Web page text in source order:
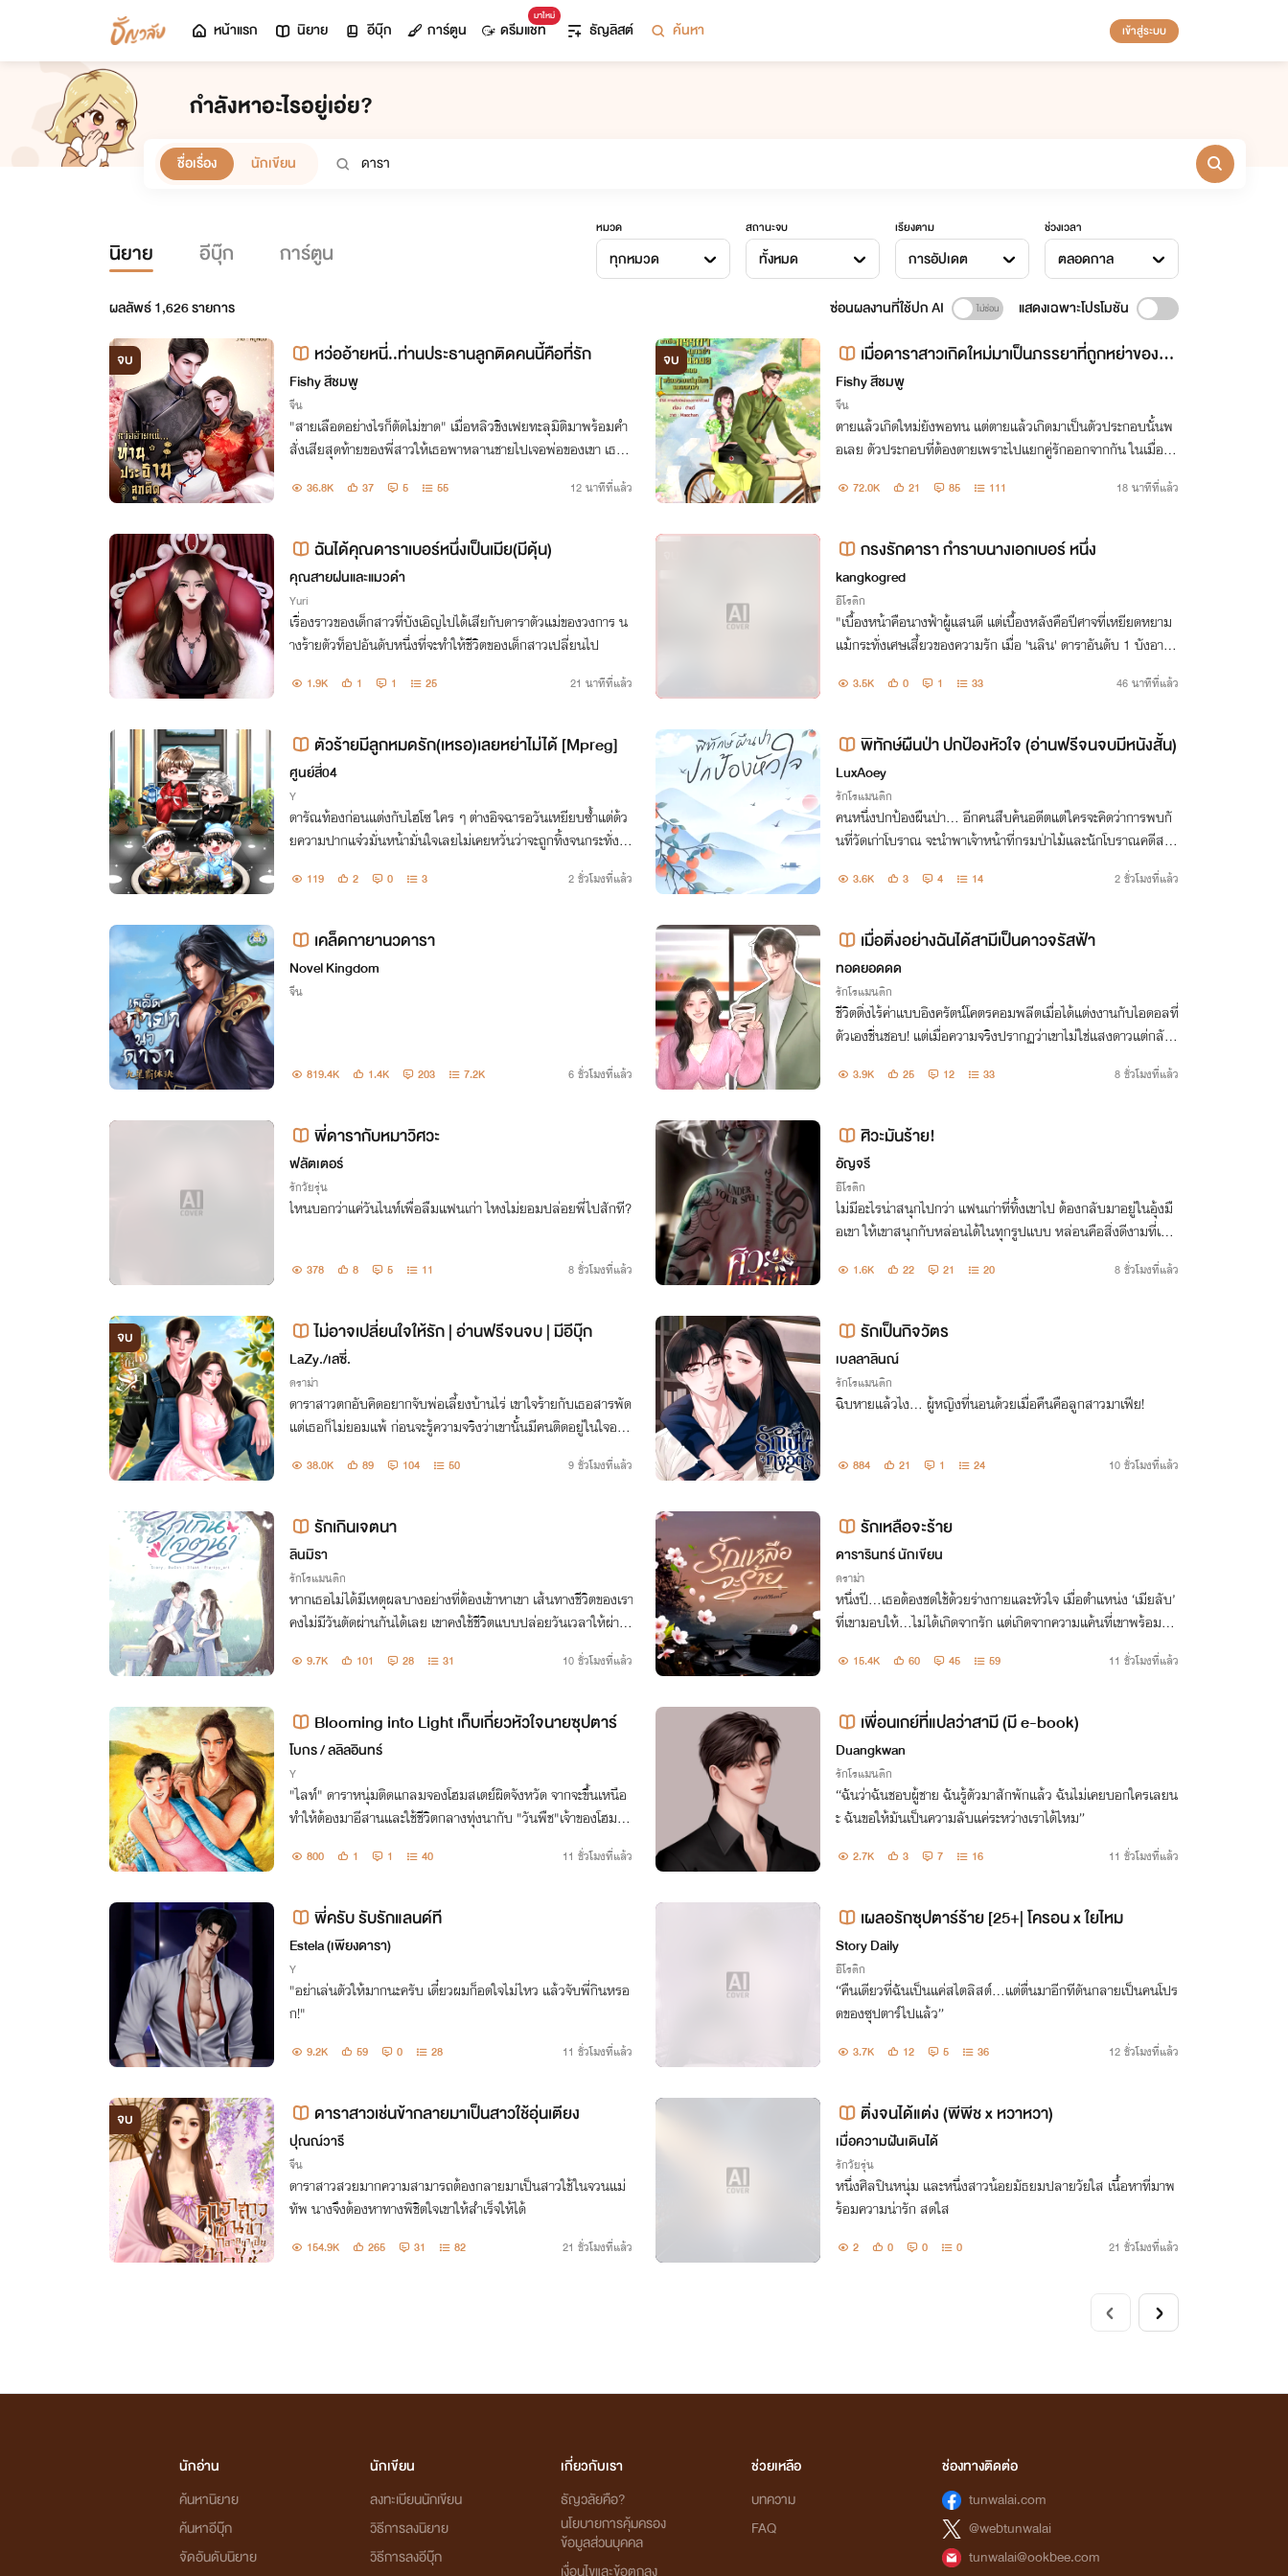
หน้าแรก นิยาย อีบุ๊ก การ์ตูน
มาใหม่
ดรีมแชท ธัญลิสต์ ค้นหา เข้าสู่ระบบ
กำลังหาอะไรอยู่เอ่ย?
ชื่อเรื่อง นักเขียน
นิยาย อีบุ๊ก การ์ตูน
หมวด
ทุกหมวด
สถานะจบ
ทั้งหมด
เรียงตาม
การอัปเดต
ช่วงเวลา
ตลอดกาล
ผลลัพธ์1,626รายการ ซ่อนผลงานที่ใช้ปก AI แสดงเฉพาะโปรโมชัน
จบ หว่ออ้ายหนี่..ท่านประธานลูกติดคนนี้คือที่รัก
Fishy สีชมพู
จีน
"สายเลือดอย่างไรก็ตัดไม่ขาด" เมื่อหลิวชิงเฟยทะลุมิติมาพร้อมคำ
สั่งเสียสุดท้ายของพี่สาวให้เธอพาหลานชายไปเจอพ่อของเขา เธอจึ
นเพียงคนเดียวเธอย่อมเลี้
36.8K 37 5 55 12 นาทีที่แล้ว
จบ
เมื่อดาราสาวเกิดใหม่มาเป็นภรรยาที่ถูกหย่าของคุ
ณหมอในยุค80 (พร้อมระบบสมุนไพรหมอเทวดา)
Fishy สีชมพู
จีน
ตายแล้วเกิดใหม่ยังพอทน แต่ตายแล้วเกิดมาเป็นตัวประกอบนั้นพ
อเลย ตัวประกอบที่ต้องตายเพราะไปแยกคู่รักออกจากกัน ในเมื่อรู้ว่
รักไปส่วนฉันคนนี้จะหาเงิน
72.0K 21 85 111 18 นาทีที่แล้ว
ฉันได้คุณดาราเบอร์หนึ่งเป็นเมีย(มีดุ้น)
คุณสายฝนและแมวดำ
Yuri
เรื่องราวของเด็กสาวที่บังเอิญไปได้เสียกับดาราตัวแม่ของวงการ น
างร้ายตัวท็อปอันดับหนึ่งที่จะทำให้ชีวิตของเด็กสาวเปลี่ยนไป
1.9K 1 1 25 21 นาทีที่แล้ว
กรงรักดารา กำราบนางเอกเบอร์ หนึ่ง
kangkogred
อีโรติก
"เบื้องหน้าคือนางฟ้าผู้แสนดี แต่เบื้องหลังคือปีศาจที่เหยียดหยาม
แม้กระทั่งเศษเสี้ยวของความรัก เมื่อ 'นลิน' ดาราอันดับ 1 บังอาจเ
กเพื่อรอต้อน
3.5K 0 1 33 46 นาทีที่แล้ว
ตัวร้ายมีลูกหมดรัก(เหรอ)เลยหย่าไม่ได้ [Mpreg]
ศูนย์สี่04
Y
ดารัณท้องก่อนแต่งกับไฮโซ ใคร ๆ ต่างอิจฉารอวันเหยียบซ้ำแต่ด้ว
ยความปากแจ๋วมั่นหน้ามั่นใจเลยไม่เคยหวั่นว่าจะถูกทิ้งจนกระทั่งได้
ง ฮึก ไม่เก๋“
119 2 0 3 2 ชั่วโมงที่แล้ว
พิทักษ์ผืนป่า ปกป้องหัวใจ (อ่านฟรีจนจบมีหนังสั้น)
LuxAoey
รักโรแมนติก
คนหนึ่งปกป้องผืนป่า... อีกคนสืบค้นอดีตแต่ใครจะคิดว่าการพบกั
นที่วัดเก่าโบราณ จะนำพาเจ้าหน้าที่กรมป่าไม้และนักโบราณคดีสาว
3.6K 3 4 14 2 ชั่วโมงที่แล้ว
เคล็ดกายานวดารา
Novel Kingdom
จีน
819.4K 1.4K 203 7.2K 6 ชั่วโมงที่แล้ว
เมื่อติ่งอย่างฉันได้สามีเป็นดาวจรัสฟ้า
ทอดยอดดด
รักโรแมนติก
ชีวิตติ่งไร้ค่าแบบอิงครัตน์โคตรคอมพลีตเมื่อได้แต่งงานกับไอดอลที่
ตัวเองชื่นชอบ! แต่เมื่อความจริงปรากฏว่าเขาไม่ใช่แสงดาวแต่กลับเ
3.9K 25 12 33 8 ชั่วโมงที่แล้ว
พี่ดารากับหมาวิศวะ
ฟลัตเตอร์
รักวัยรุ่น
ไหนบอกว่าแค่วันไนท์เพื่อลืมแฟนเก่า ไหงไม่ยอมปล่อยพี่ไปสักที?
378 8 5 11 8 ชั่วโมงที่แล้ว
ศิวะมันร้าย!
อัญจรี
อีโรติก
ไม่มีอะไรน่าสนุกไปกว่า แฟนเก่าที่ทิ้งเขาไป ต้องกลับมาอยู่ในอุ้งมื
อเขา ให้เขาสนุกกับหล่อนได้ในทุกรูปแบบ หล่อนคือสิ่งดีงามที่เคย
นเท่านั้น
1.6K 22 21 20 8 ชั่วโมงที่แล้ว
จบ ไม่อาจเปลี่ยนใจให้รัก | อ่านฟรีจนจบ | มีอีบุ๊ก
LaZy./เลซี่.
ดราม่า
ดาราสาวตกอับคิดอยากจับพ่อเลี้ยงบ้านไร่ เขาใจร้ายกับเธอสารพัด
แต่เธอก็ไม่ยอมแพ้ ก่อนจะรู้ความจริงว่าเขานั้นมีคนติดอยู่ในใจอยู่แ
องเสียดีกว่า...
38.0K 89 104 50 9 ชั่วโมงที่แล้ว
รักเป็นกิจวัตร
เบลลาลินณ์
รักโรแมนติก
ฉิบหายแล้วไง... ผู้หญิงที่นอนด้วยเมื่อคืนคือลูกสาวมาเฟีย!
884 21 1 24 10 ชั่วโมงที่แล้ว
รักเกินเจตนา
ลินมิรา
รักโรแมนติก
หากเธอไม่ได้มีเหตุผลบางอย่างที่ต้องเข้าหาเขา เส้นทางชีวิตของเรา
คงไม่มีวันตัดผ่านกันได้เลย เขาคงใช้ชีวิตแบบปล่อยวันเวลาให้ผ่านไ
9.7K 101 28 31 10 ชั่วโมงที่แล้ว
รักเหลือจะร้าย
ดารารินทร์ นักเขียน
ดราม่า
หนึ่งปี...เธอต้องชดใช้ด้วยร่างกายและหัวใจ เมื่อตำแหน่ง ‘เมียลับ’
ที่เขามอบให้…ไม่ได้เกิดจากรัก แต่เกิดจากความแค้นที่เขาพร้อมจะ
15.4K 60 45 59 11 ชั่วโมงที่แล้ว
Blooming into Light เก็บเกี่ยวหัวใจนายซุปตาร์
โบกร / ลลิลอินทร์
Y
"ไลท์" ดาราหนุ่มติดแกลมจองโฮมสเตย์ผิดจังหวัด จากจะขึ้นเหนือ
ทำให้ต้องมาอีสานและใช้ชีวิตกลางทุ่งนากับ "วันพืช"เจ้าของโฮมสเ
เริ่ด เริ่ด เลยล่ะ
800 1 1 40 11 ชั่วโมงที่แล้ว
เพื่อนเกย์ที่แปลว่าสามี (มี e-book)
Duangkwan
รักโรแมนติก
“ฉันว่าฉันชอบผู้ชาย ฉันรู้ตัวมาสักพักแล้ว ฉันไม่เคยบอกใครเลยน
ะ ฉันขอให้มันเป็นความลับแค่ระหว่างเราได้ไหม”
2.7K 3 7 16 11 ชั่วโมงที่แล้ว
พี่ครับ รับรักแลนด์ที
Estela (เพียงดารา)
Y
"อย่าเล่นตัวให้มากนะครับ เดี๋ยวผมก็อดใจไม่ไหว แล้วจับพี่กินหรอ
ก!"
9.2K 59 0 28 11 ชั่วโมงที่แล้ว
เผลอรักซุปตาร์ร้าย [25+| โครอน x ใยไหม
Story Daily
อีโรติก
“คืนเดียวที่ฉันเป็นแค่สไตลิสต์…แต่ตื่นมาอีกทีดันกลายเป็นคนโปร
ดของซุปตาร์ไปแล้ว”
3.7K 12 5 36 12 ชั่วโมงที่แล้ว
จบ ดาราสาวเช่นข้ากลายมาเป็นสาวใช้อุ่นเตียง
ปุณณ์วารี
จีน
ดาราสาวสวยมากความสามารถต้องกลายมาเป็นสาวใช้ในจวนแม่
ทัพ นางจึงต้องหาทางพิชิตใจเขาให้สำเร็จให้ได้
154.9K 265 31 82 21 ชั่วโมงที่แล้ว
ติ่งจนได้แต่ง (พีพีช x หวาหวา)
เมื่อความฝันเดินได้
รักวัยรุ่น
หนึ่งศิลปินหนุ่ม และหนึ่งสาวน้อยมัธยมปลายวัยใส เนื้อหาที่มาพ
ร้อมความน่ารัก สดใส
2 0 0 0 21 ชั่วโมงที่แล้ว
นักอ่าน
ค้นหานิยาย
ค้นหาอีบุ๊ก
จัดอันดับนิยาย
นักเขียน
ลงทะเบียนนักเขียน
วิธีการลงนิยาย
วิธีการลงอีบุ๊ก
เกี่ยวกับเรา
ธัญวลัยคือ?
นโยบายการคุ้มครอง
ข้อมูลส่วนบุคคล
ช่วยเหลือ
บทความ
FAQ
ช่องทางติดต่อ
tunwalai.com
@webtunwalai
tunwalai@ookbee.com